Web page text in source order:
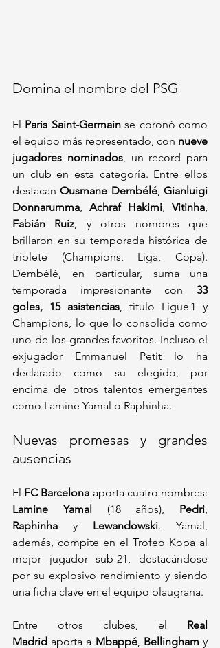
Domina el nombre del PSG
El Paris Saint-Germain se coronó como
el equipo más representado, con nueve
jugadores nominados, un record para
un club en esta categoría. Entre ellos
destacan Ousmane Dembélé, Gianluigi
Donnarumma, Achraf Hakimi, Vitinha
Fabián Ruiz, y otros nombres que
brillaron en su temporada histórica de
triplete (Champions, Liga, Copa).
Dembélé, en particular, suma una
temporada impresionante con 33
goles, 15 asistencias, título Ligue 1 y
Champions, lo que lo consolida como
uno de los grandes favoritos. Incluso el
exjugador Emmanuel Petit lo ha
declarado como su elegido, por
encima de otros talentos emergentes
como Lamine Yamal o Raphinha.
Nuevas promesas y grandes
ausencias
El FC Barcelona
Lamine Yamal (18 años), Pedri
Raphinha y Lewandowski. Yamal,
además, compite en el Trofeo Kopa al
mejor jugador sub-21, destacándose
por su explosivo rendimiento y siendo
una ficha clave en el equipo blaugrana.
Entre otros clubes, el Real
Madrid aporta a Mbappé, Bellingham